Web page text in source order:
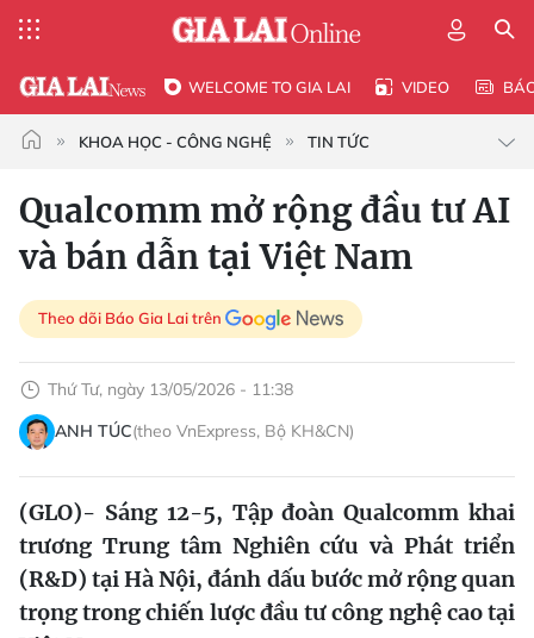
WELCOME TO GIA LAI VIDEO
KHOA HỌC - CÔNG NGHỆ TIN TỨC
Qualcomm mở rộng đầu tư AI
và bán dẫn tại Việt Nam
Theo dõi Báo Gia Lai trên
Thứ Tư, ngày 13/05/2026 - 11:38
ANH TÚC(theo VnExpress, Bộ KH&CN)
(GLO)- Sáng 12-5, Tập đoàn Qualcomm khai
trương Trung tâm Nghiên cứu và Phát triển
(R&D) tại Hà Nội, đánh dấu bước mở rộng quan
trọng trong chiến lược đầu tư công nghệ cao tại